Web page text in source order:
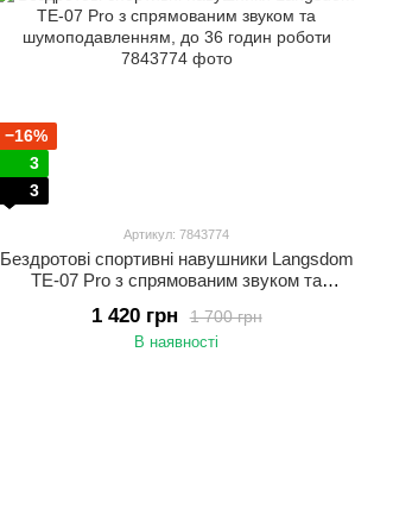
−16%
3
3
Артикул: 7843774
Бездротові спортивні навушники Langsdom
TE-07 Pro з спрямованим звуком та
1 700 грн
1 420 грн
В наявності